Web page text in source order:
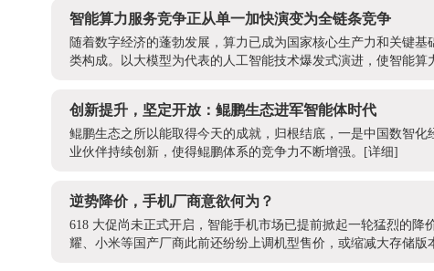
智能算力服务竞争正从单一加快演变为全链条竞争
随着数字经济的蓬勃发展，算力已成为国家核心生产力和关键
类构成。以大模型为代表的人工智能技术爆发式演进，使智能算
创新提升，坚定开放：鲲鹏生态进军智能体时代
鲲鹏生态之所以能取得今天的成就，归根结底，一是中国数智
业伙伴持续创新，使得鲲鹏体系的竞争力不断增强。
[详细]
逆势降价，手机厂商意欲何为？
618 大促尚未正式开启，智能手机市场已提前掀起一轮猛烈的降
耀、小米等国产厂商此前还纷纷上调机型售价，或缩减大存储版